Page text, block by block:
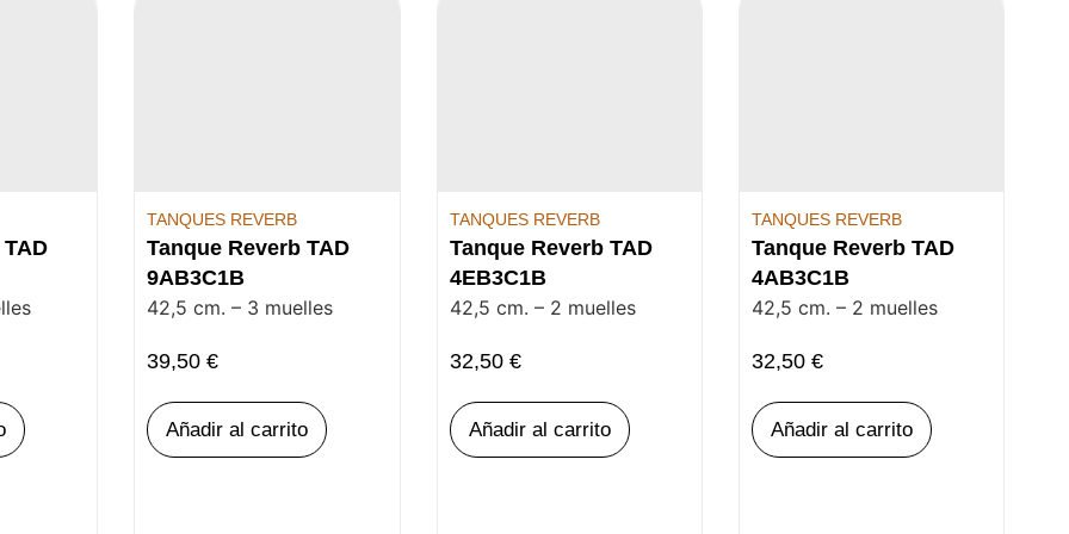
TANQUES REVERB
Tanque Reverb TAD
9AB3C1B
42,5 cm. – 3 muelles
39,50€
Añadir al carrito
TANQUES REVERB
Tanque Reverb TAD
4EB3C1B
42,5 cm. – 2 muelles
32,50 €
Añadir al carrito
TANQUES REVERB
Tanque Reverb TAD
4AB3C1B
42,5 cm. – 2 muelles
32,50 €
Añadir al carrito